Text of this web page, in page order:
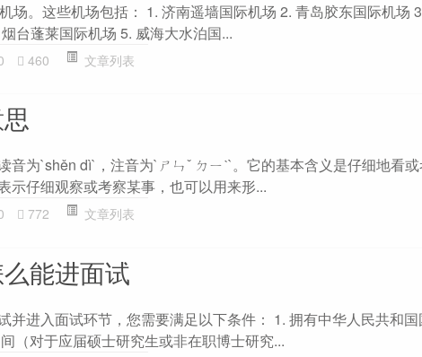
场。这些机场包括： 1. 济南遥墙国际机场 2. 青岛胶东国际机场
台蓬莱国际机场 5. 威海大水泊国...
460 文章列表
音为`shěn dì`，注音为`ㄕㄣˇ ㄉㄧˋ`。它的基本含义是仔细地看
示仔细观察或考察某事，也可以用来形...
772 文章列表
能进面试
并进入面试环节，您需要满足以下条件： 1. 拥有中华人民共和
（对于应届硕士研究生或非在职博士研究...